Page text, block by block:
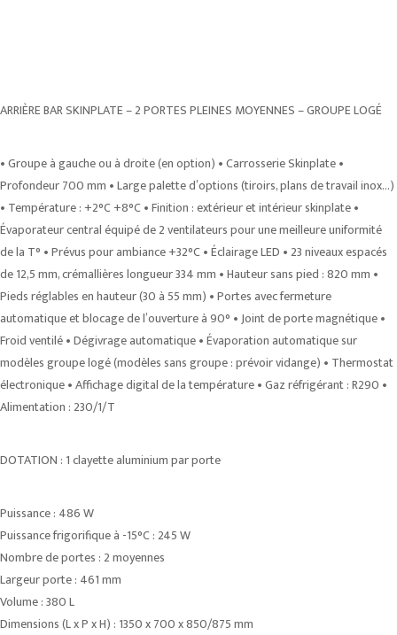
ARRIÈRE BAR SKINPLATE – 2 PORTES PLEINES MOYENNES – GROUPE LOGÉ
• Groupe à gauche ou à droite (en option) • Carrosserie Skinplate •
Profondeur 700 mm • Large palette d’options (tiroirs, plans de travail inox…)
• Température : +2°C +8°C • Finition : extérieur et intérieur skinplate •
Évaporateur central équipé de 2 ventilateurs pour une meilleure uniformité
de la T° • Prévus pour ambiance +32°C • Éclairage LED • 23 niveaux espacés
de 12,5 mm, crémallières longueur 334 mm • Hauteur sans pied : 820 mm •
Pieds réglables en hauteur (30 à 55 mm) • Portes avec fermeture
automatique et blocage de l’ouverture à 90° • Joint de porte magnétique •
Froid ventilé • Dégivrage automatique • Évaporation automatique sur
modèles groupe logé (modèles sans groupe : prévoir vidange) • Thermostat
électronique • Affichage digital de la température • Gaz réfrigérant : R290 •
Alimentation : 230/1/T
DOTATION : 1 clayette aluminium par porte
Puissance : 486 W
Puissance frigorifique à -15°C : 245 W
Nombre de portes : 2 moyennes
Largeur porte : 461 mm
Volume : 380 L
Dimensions (L x P x H) : 1350 x 700 x 850/875 mm